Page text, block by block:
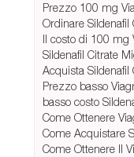
Prezzo 100 mg
Ordinare
Il costo di 100 mg
Sildenafil Citrate
Acquista Sildenafil
Prezzo basso
basso costo
Come Ottenere
Come Acquistare
Come Ottenere Il